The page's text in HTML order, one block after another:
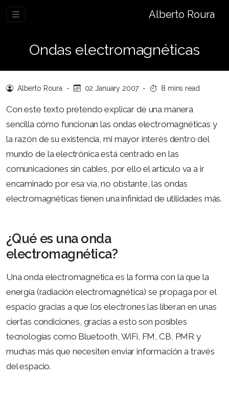
Alberto Roura
Ondas electromagnéticas
Alberto Roura - 02 January 2007 - 8 mins read
Con este texto pretendo explicar de una manera
sencilla cómo funcionan las ondas electromagnéticas y
la razón de su existencia, mi mayor interés dentro del
mundo de la electrónica está centrado en las
comunicaciones sin cables, por ello el artículo va a ir
encaminado por esa vía, no obstante, las ondas
electromagnéticas tienen una infinidad de utilidades más.
¿Qué es una onda
electromagnética?
Una onda electromagnética es la forma con la que la
energía (radiación electromagnética) se propaga por el
espacio gracias a que los electrones las liberan en unas
ciertas condiciones, gracias a esto son posibles
tecnologías como Bluetooth, WiFi, FM, CB, PMR y
muchas más que necesiten enviar información a través
del espacio.